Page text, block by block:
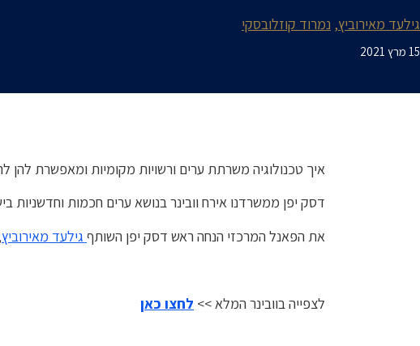
גילעד מאירוביץ נמרוד קוזלובסקי
15 מרץ 2021
איך טכנולוגיה משרתת ערים ורשויות מקומיות ומאפשרת להן
דסק יפן ממשרדנו אירח וובינר בנושא ערים חכמות
את הפאנל המרכזי הנחה ראש דסק יפן השותף גילעד מאירוביץ
לצפייה בוובינר המלא >> לחצו כאן